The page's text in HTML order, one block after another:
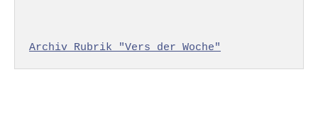
Archiv Rubrik "Vers der Woche"